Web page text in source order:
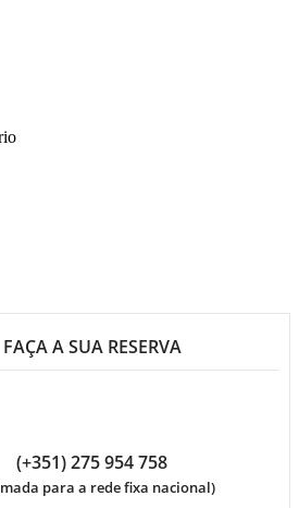
FAÇA A SUA RESERVA
(+351) 275 954 758
para a rede fixa nacional)